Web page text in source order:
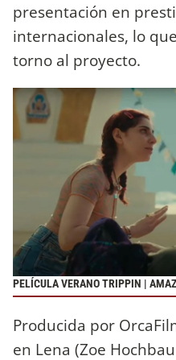
presentación en
internacionales, lo
torno al proyecto.
PELÍCULA VERANO TRIPPIN |
Producida por
en Lena (Zoe